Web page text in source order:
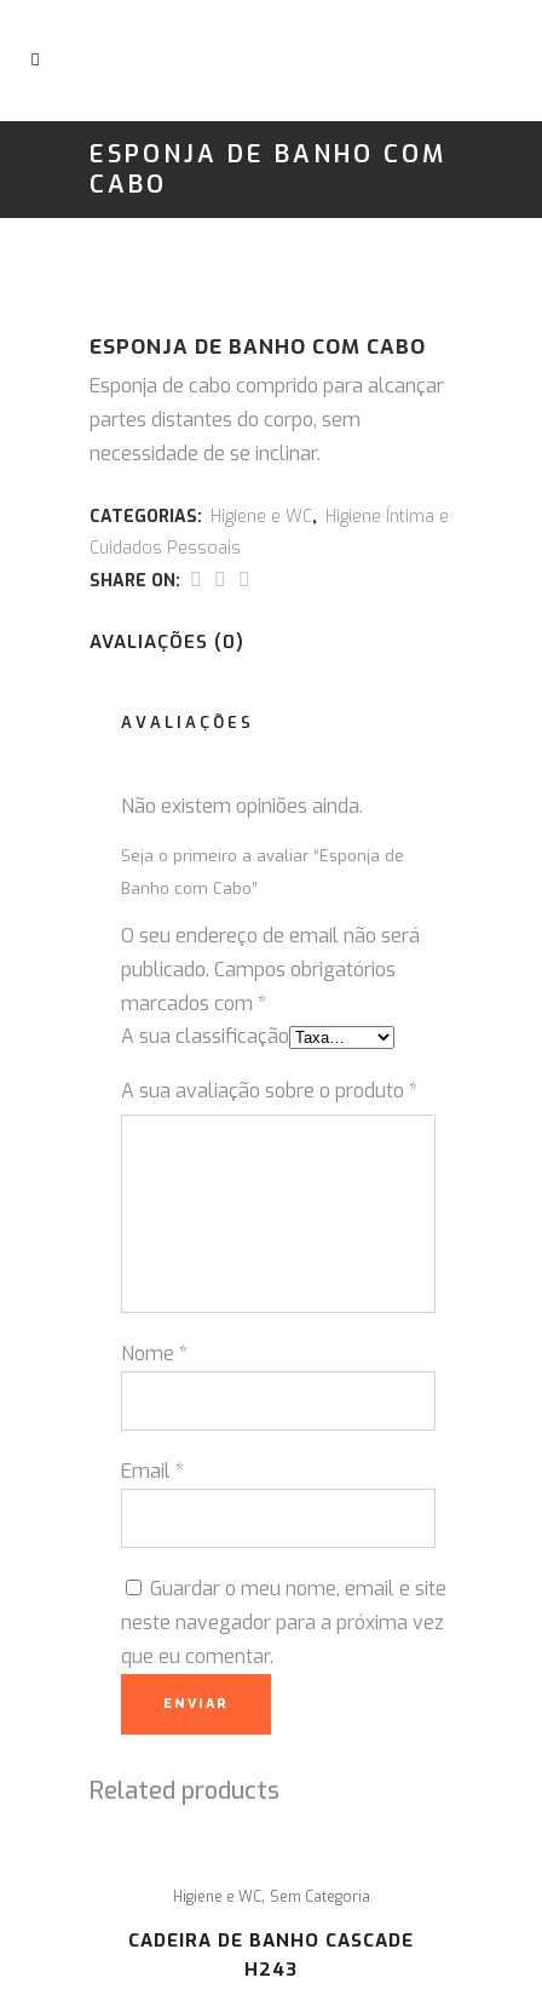
ESPONJA DE BANHO COM
CABO
ESPONJA DE BANHO COM CABO
Esponja de cabo comprido para alcançar
partes distantes do corpo, sem
necessidade de se inclinar.
CATEGORIAS: Higiene e WC, Higiene Íntima e
Cuidados Pessoais
SHARE ON:
AVALIAÇÕES (0)
AVALIAÇÕES
Não existem opiniões ainda.
Seja o primeiro a avaliar “Esponja de
Banho com Cabo”
O seu endereço de email não será
publicado. Campos obrigatórios
marcados com *
A sua classificação
A sua avaliação sobre o produto *
Nome *
Email *
Guardar o meu nome, email e site
neste navegador para a próxima vez
que eu comentar.
Related products
Higiene e WC, Sem Categoria
CADEIRA DE BANHO CASCADE
H243